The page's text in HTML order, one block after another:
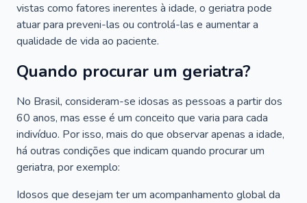
vistas como fatores inerentes à idade, o geriatra pode
atuar para preveni-las ou controlá-las e aumentar a
qualidade de vida ao paciente.
Quando procurar um geriatra?
No Brasil, consideram-se idosas as pessoas a partir dos
60 anos, mas esse é um conceito que varia para cada
indivíduo. Por isso, mais do que observar apenas a idade,
há outras condições que indicam quando procurar um
geriatra, por exemplo:
Idosos que desejam ter um acompanhamento global da